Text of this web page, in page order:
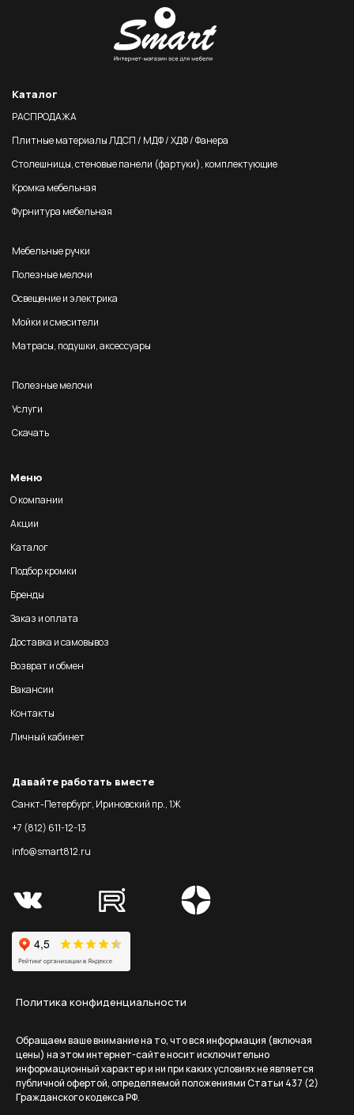
Каталог
РАСПРОДАЖА
Плитные материалы ЛДСП / МДФ / ХДФ / Фанера
Столешницы, стеновые панели (фартуки), комплектующие
Кромка мебельная
Фурнитура мебельная
Мебельные ручки
Полезные мелочи
Освещение и электрика
Мойки и смесители
Матрасы, подушки, аксессуары
Полезные мелочи
Услуги
Скачать
Меню
О компании
Акции
Каталог
Подбор кромки
Бренды
Заказ и оплата
Доставка и самовывоз
Возврат и обмен
Вакансии
Контакты
Личный кабинет
Давайте работать вместе
Санкт-Петербург, Ириновский пр., 1Ж
+7 (812) 611-12-13
info@smart812.ru
Политика конфиденциальности
Обращаем ваше внимание на то, что вся информация (включая
цены) на этом интернет-сайте носит исключительно
информационный характер и ни при каких условиях не является
публичной офертой, определяемой положениями Статьи 437 (2)
Гражданского кодекса РФ.